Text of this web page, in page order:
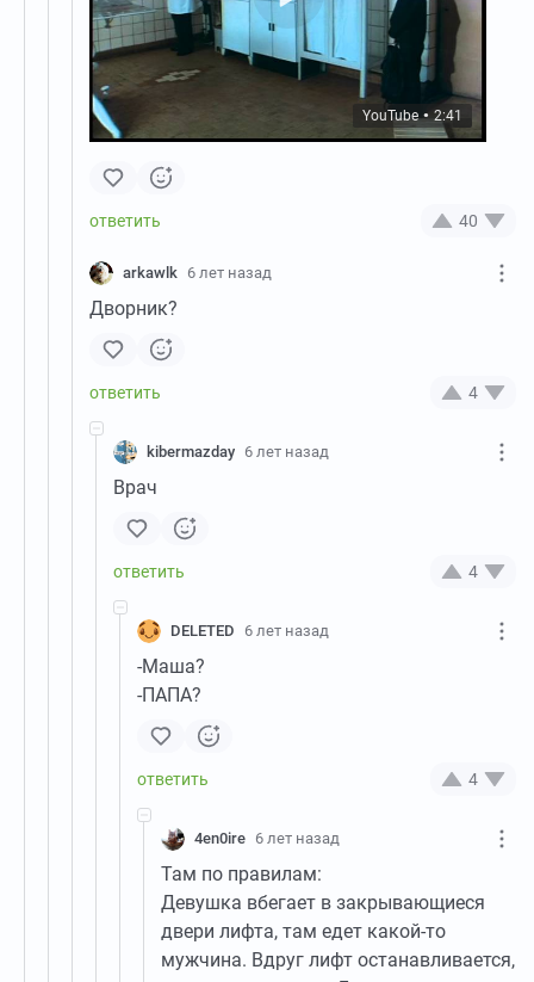
YouTube ● 2:41
40
arkawlk 6 лет назад
Дворник?
4
kibermazday 6 лет назад
Врач
4
DELETED 6 лет назад
-Маша?
-ПАПА?
4
4en0ire 6 лет назад
Там по правилам:
Девушка вбегает в закрывающиеся
двери лифта, там едет какой-то
мужчина. Вдруг лифт останавливается,